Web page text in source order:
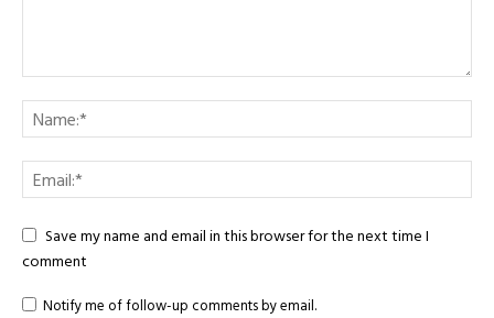
Save my name and email in this browser for the next time I
comment
Notify me of follow-up comments by email.